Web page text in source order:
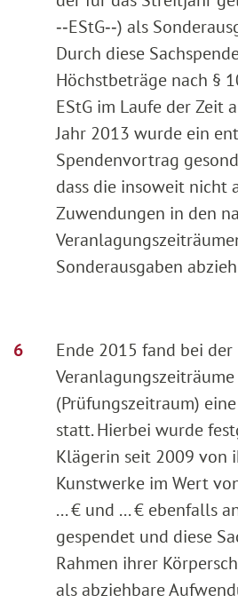
‑‑EStG‑‑) als
Durch diese
Höchstbeträge nach §
EStG im Laufe der Zeit
Jahr 2013 wurde ein
Spendenvortrag
dass die insoweit nicht
Zuwendungen in den
Sonderausgaben
Ende 2015 fand bei
(Prüfungszeitraum)
statt. Hierbei wurde
Klägerin seit 2009 von
Kunstwerke im Wert
... € und ... € ebenfalls
gespendet und diese
Rahmen ihrer
als abziehbare